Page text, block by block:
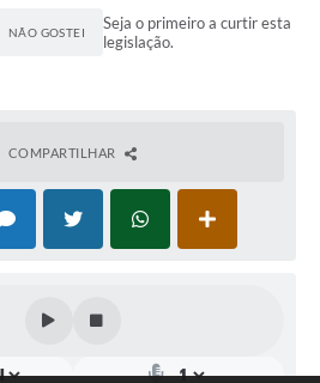
NÃO GOSTEI
Seja o primeiro a curtir esta
legislação.
COMPARTILHAR